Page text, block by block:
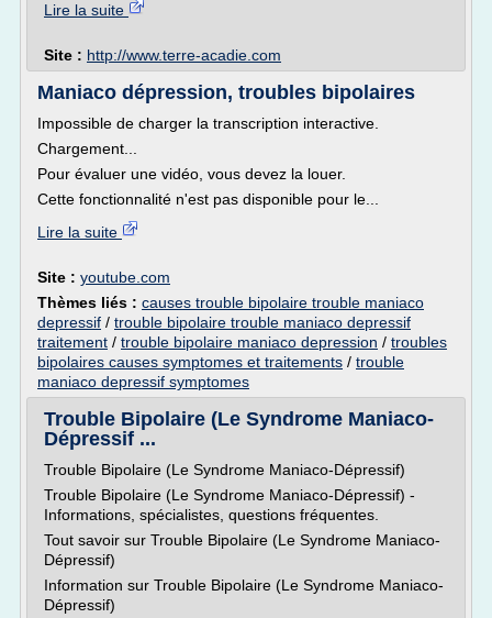
Lire la suite
Site : http://www.terre-acadie.com
Maniaco dépression, troubles bipolaires
Impossible de charger la transcription interactive.
Chargement...
Pour évaluer une vidéo, vous devez la louer.
Cette fonctionnalité n'est pas disponible pour le...
Lire la suite
Site : youtube.com
Thèmes liés : causes trouble bipolaire trouble maniaco
depressif / trouble bipolaire trouble maniaco depressif
traitement / trouble bipolaire maniaco depression / troubles
bipolaires causes symptomes et traitements / trouble
maniaco depressif symptomes
Trouble Bipolaire (Le Syndrome Maniaco-
Dépressif ...
Trouble Bipolaire (Le Syndrome Maniaco-Dépressif)
Trouble Bipolaire (Le Syndrome Maniaco-Dépressif) -
Informations, spécialistes, questions fréquentes.
Tout savoir sur Trouble Bipolaire (Le Syndrome Maniaco-
Dépressif)
Information sur Trouble Bipolaire (Le Syndrome Maniaco-
Dépressif)